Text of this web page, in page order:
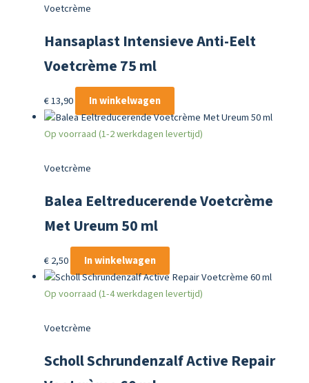
Voetcrème
Hansaplast Intensieve Anti-Eelt
Voetcrème 75 ml
€13,90 In winkelwagen
Op voorraad (1-2 werkdagen levertijd)
Voetcrème
Balea Eeltreducerende Voetcrème
Met Ureum 50 ml
€2,50 In winkelwagen
Op voorraad (1-4 werkdagen levertijd)
Voetcrème
Scholl Schrundenzalf Active Repair